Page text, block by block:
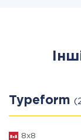
Typeform
8x8